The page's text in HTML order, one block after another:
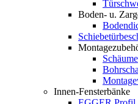
Boden- u.
Schäume
Innen-Fensterbänke